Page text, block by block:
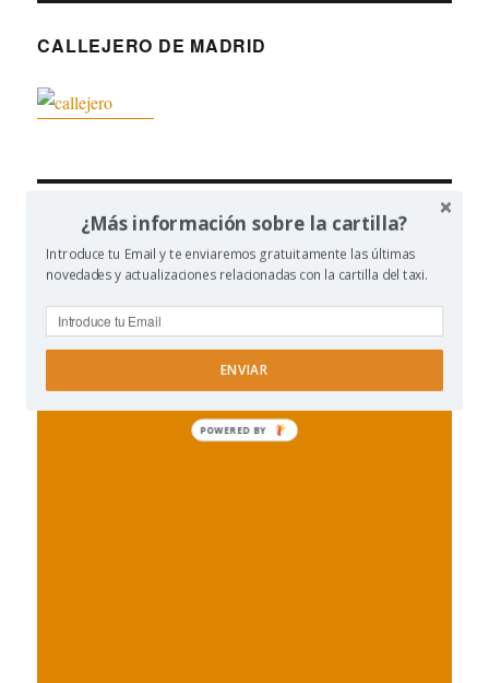
CALLEJERO DE MADRID
CONTENIDO RELACIONADO
¿Más información sobre la cartilla?
Introduce tu Email y te enviaremos gratuitamente las últimas
novedades y actualizaciones relacionadas con la cartilla del taxi.
ENVIAR